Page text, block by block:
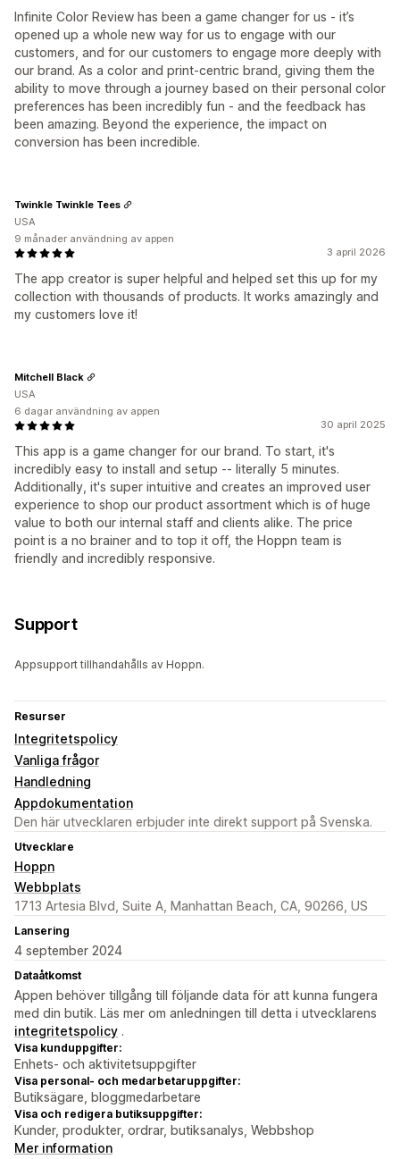
Infinite Color Review has been a game changer for us - it’s
opened up a whole new way for us to engage with our
customers, and for our customers to engage more deeply with
our brand. As a color and print-centric brand, giving them the
ability to move through a journey based on their personal color
preferences has been incredibly fun - and the feedback has
been amazing. Beyond the experience, the impact on
conversion has been incredible.
3 april 2026
The app creator is super helpful and helped set this up for my
collection with thousands of products. It works amazingly and
my customers love it!
Twinkle Twinkle Tees
USA
9 månader användning av appen
30 april 2025
This app is a game changer for our brand. To start, it's
incredibly easy to install and setup -- literally 5 minutes.
Additionally, it's super intuitive and creates an improved user
experience to shop our product assortment which is of huge
value to both our internal staff and clients alike. The price
point is a no brainer and to top it off, the Hoppn team is
friendly and incredibly responsive.
Mitchell Black
USA
6 dagar användning av appen
Support
Appsupport tillhandahålls av Hoppn.
Resurser
Integritetspolicy
Vanliga frågor
Handledning
Appdokumentation
Den här utvecklaren erbjuder inte direkt support på Svenska.
Utvecklare
Hoppn
Webbplats
1713 Artesia Blvd, Suite A, Manhattan Beach, CA, 90266, US
Lansering
4 september 2024
Dataåtkomst
Appen behöver tillgång till följande data för att kunna fungera
med din butik. Läs mer om anledningen till detta i utvecklarens
integritetspolicy .
Visa kunduppgifter:
Enhets- och aktivitetsuppgifter
Visa personal- och medarbetaruppgifter:
Butiksägare, bloggmedarbetare
Visa och redigera butiksuppgifter:
Kunder, produkter, ordrar, butiksanalys, Webbshop
Mer information